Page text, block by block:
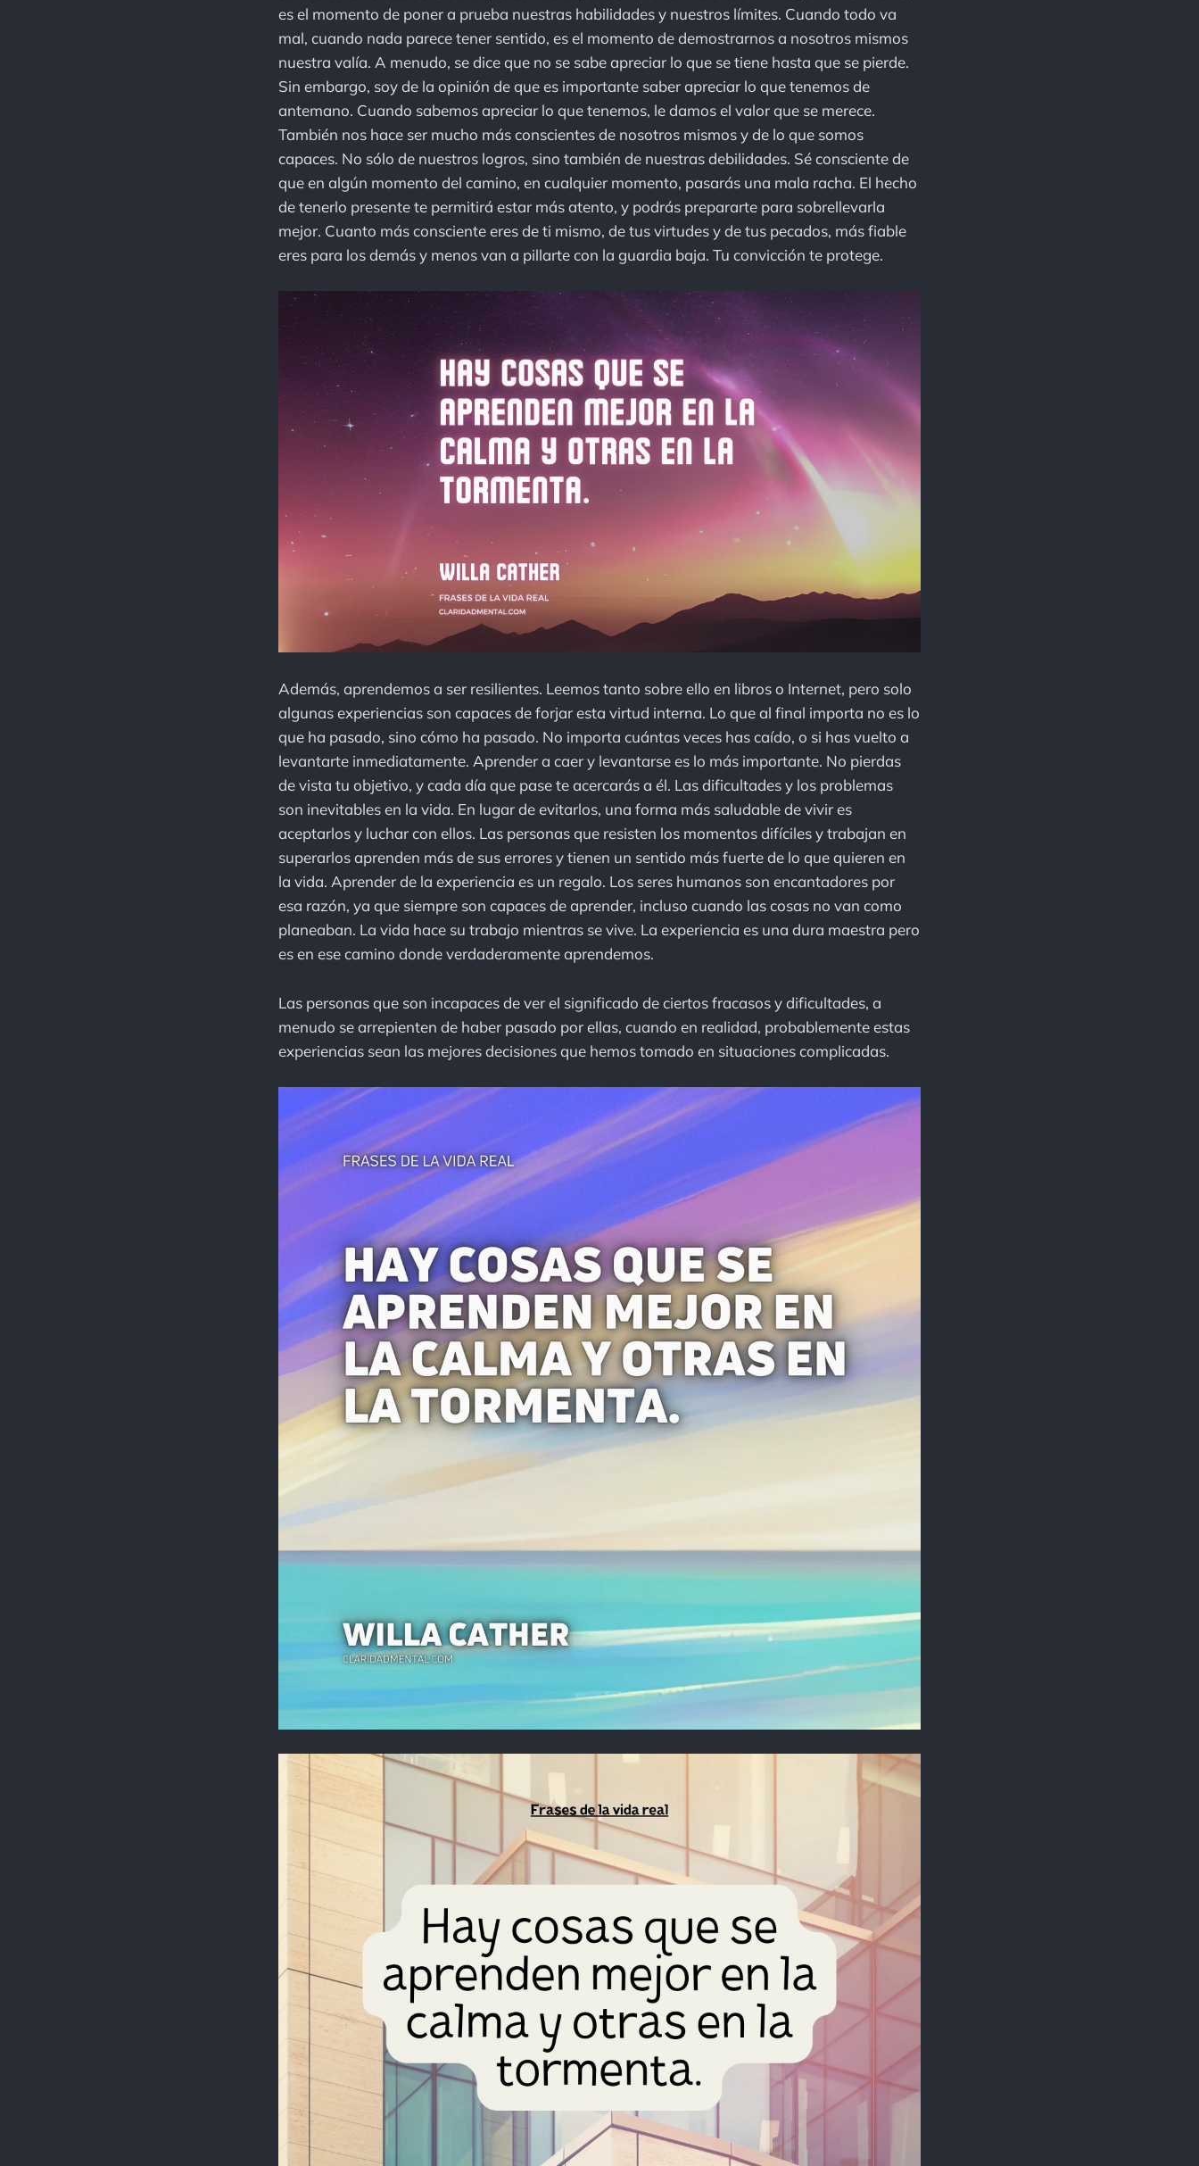
es el momento de poner a prueba nuestras habilidades y nuestros límites. Cuando todo va
mal, cuando nada parece tener sentido, es el momento de demostrarnos a nosotros mismos
nuestra valía. A menudo, se dice que no se sabe apreciar lo que se tiene hasta que se pierde.
Sin embargo, soy de la opinión de que es importante saber apreciar lo que tenemos de
antemano. Cuando sabemos apreciar lo que tenemos, le damos el valor que se merece.
También nos hace ser mucho más conscientes de nosotros mismos y de lo que somos
capaces. No sólo de nuestros logros, sino también de nuestras debilidades. Sé consciente de
que en algún momento del camino, en cualquier momento, pasarás una mala racha. El hecho
de tenerlo presente te permitirá estar más atento, y podrás prepararte para sobrellevarla
mejor. Cuanto más consciente eres de ti mismo, de tus virtudes y de tus pecados, más fiable
eres para los demás y menos van a pillarte con la guardia baja. Tu convicción te protege.
Además, aprendemos a ser resilientes. Leemos tanto sobre ello en libros o Internet, pero solo
algunas experiencias son capaces de forjar esta virtud interna. Lo que al final importa no es lo
que ha pasado, sino cómo ha pasado. No importa cuántas veces has caído, o si has vuelto a
levantarte inmediatamente. Aprender a caer y levantarse es lo más importante. No pierdas
de vista tu objetivo, y cada día que pase te acercarás a él. Las dificultades y los problemas
son inevitables en la vida. En lugar de evitarlos, una forma más saludable de vivir es
aceptarlos y luchar con ellos. Las personas que resisten los momentos difíciles y trabajan en
superarlos aprenden más de sus errores y tienen un sentido más fuerte de lo que quieren en
la vida. Aprender de la experiencia es un regalo. Los seres humanos son encantadores por
esa razón, ya que siempre son capaces de aprender, incluso cuando las cosas no van como
planeaban. La vida hace su trabajo mientras se vive. La experiencia es una dura maestra pero
es en ese camino donde verdaderamente aprendemos.
Las personas que son incapaces de ver el significado de ciertos fracasos y dificultades, a
menudo se arrepienten de haber pasado por ellas, cuando en realidad, probablemente estas
experiencias sean las mejores decisiones que hemos tomado en situaciones complicadas.